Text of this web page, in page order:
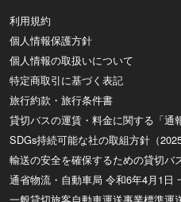
利用規約
個人情報保護方針
個人情報の取扱いについて
特定商取引に基づく表記
旅行約款・旅行条件書
貸切バスの運賃・料金に関する「通
SDGs持続可能な社の取組方針（
輸送の安全を確保するための貸切バ
通省物流・自動車局 令和6年4月1日
一般貸切旅客自動車運送事業標準運